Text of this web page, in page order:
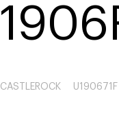
CASTLEROCK U190671F